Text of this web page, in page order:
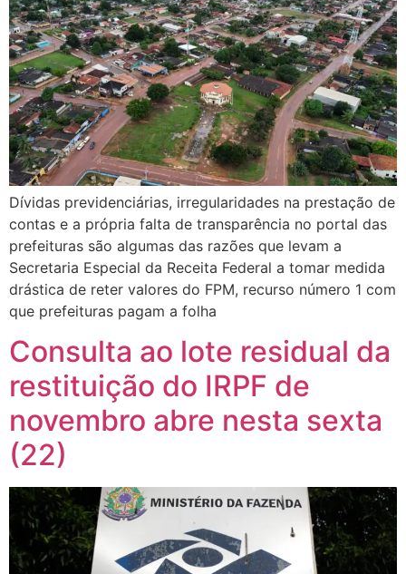
Dívidas previdenciárias, irregularidades na prestação de
contas e a própria falta de transparência no portal das
prefeituras são algumas das razões que levam a
Secretaria Especial da Receita Federal a tomar medida
drástica de reter valores do FPM, recurso número 1 com
que prefeituras pagam a folha
Consulta ao lote residual da
restituição do IRPF de
novembro abre nesta sexta
(22)